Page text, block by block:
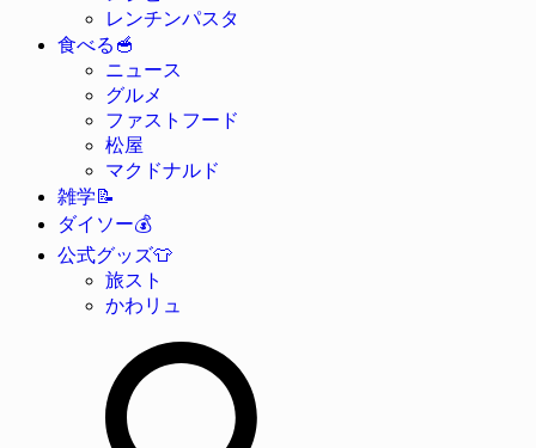
レンチンパスタ
食べる 🥣
ニュース
グルメ
ファストフード
松屋
マクドナルド
雑学📝
ダイソー💰
公式グッズ👕
旅スト
かわリュ